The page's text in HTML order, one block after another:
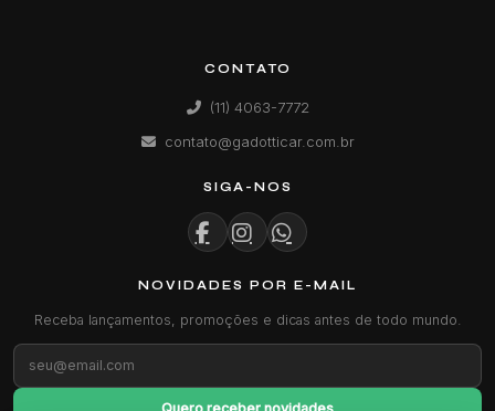
CONTATO
(11) 4063-7772
contato@gadotticar.com.br
SIGA-NOS
NOVIDADES POR E-MAIL
Receba lançamentos, promoções e dicas antes de todo mundo.